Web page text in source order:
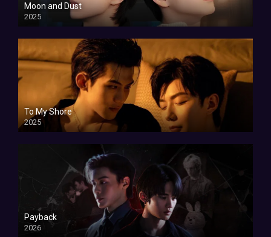
Moon and Dust
2025
To My Shore
2025
Payback
2026